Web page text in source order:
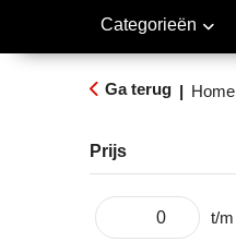
Categorieën
Ga terug | Home
Prijs
t/m